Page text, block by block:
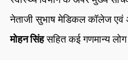
नेताजी सुभाष मेडिकल कॉलेज
मोहन सिंहसहित कई गणमान्य